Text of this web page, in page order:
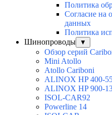
Политика
Согласие на
данных
Политика
Шинопроводы
▼
Обзор серий
Mini Atollo
Atollo Cariboni
ALINOX HP 400-
ALINOX HP 900-
ISOL-CAR92
Powerline 14